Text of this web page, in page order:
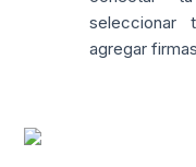
seleccionar
agregar